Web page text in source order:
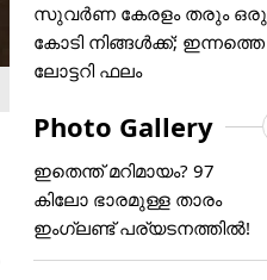
സുവർണ കേരളം തരും ഒരു
കോടി നിങ്ങൾക്ക്; ഇന്നത്തെ
ലോട്ടറി ഫലം
Photo Gallery
ഇതെന്ത് മറിമായം? 97
കിലോ ഭാരമുള്ള താരം
ഇംഗ്ലണ്ട് പര്യടനത്തില്‍!